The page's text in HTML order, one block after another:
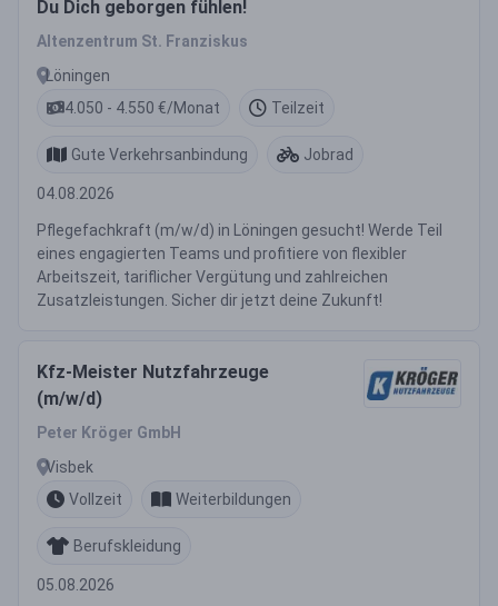
Du Dich geborgen fühlen!
Altenzentrum St. Franziskus
Löningen
4.050 - 4.550 €/Monat
Teilzeit
Gute Verkehrsanbindung Jobrad
04.08.2026
Pflegefachkraft (m/w/d) in Löningen gesucht! Werde Teil
eines engagierten Teams und profitiere von flexibler
Arbeitszeit, tariflicher Vergütung und zahlreichen
Zusatzleistungen. Sicher dir jetzt deine Zukunft!
Kfz-Meister Nutzfahrzeuge
(m/w/d)
Peter Kröger GmbH
Visbek
Vollzeit
Weiterbildungen
Berufskleidung
05.08.2026